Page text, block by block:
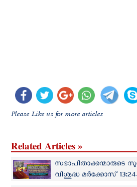
Please Like us for more articles
Related Articles »
സഭാപിതാക്കന്മാരുടെ
വിശുദ്ധ മര്‍ക്കോസ്